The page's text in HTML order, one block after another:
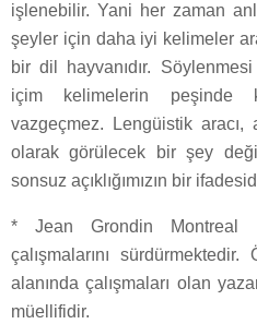
işlenebilir. Yani her zaman
şeyler için daha iyi kelimeler
bir dil hayvanıdır.
içim kelimelerin peşinde
vazgeçmez. Lengüistik aracı,
olarak görülecek bir şey
sonsuz açıklığımızın bir
* Jean Grondin Montreal
çalışmalarını
alanında çalışmaları olan
müellifidir.